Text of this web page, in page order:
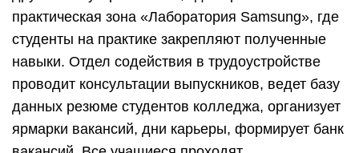
практическая зона «Лаборатория Samsung», где
студенты на практике закрепляют полученные
навыки. Отдел содействия в трудоустройстве
проводит консультации выпускников, ведет базу
данных резюме студентов колледжа, организует
ярмарки вакансий, дни карьеры, формирует банк